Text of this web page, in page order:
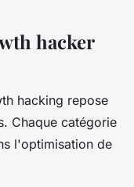
hacker
hacking repose
Chaque catégorie
l'optimisation de